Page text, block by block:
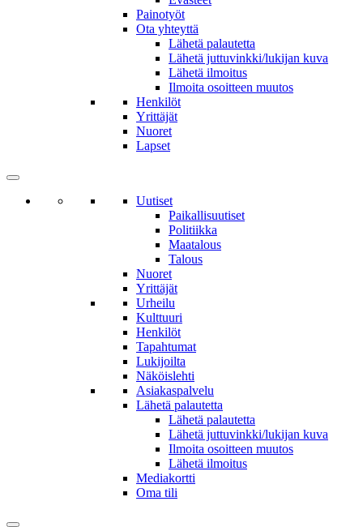
Painotyöt
Ota yhteyttä
Lähetä palautetta
Lähetä juttuvinkki/lukijan kuva
Lähetä ilmoitus
Ilmoita osoitteen muutos
Henkilöt
Yrittäjät
Nuoret
Lapset
Uutiset
Paikallisuutiset
Politiikka
Maatalous
Talous
Nuoret
Yrittäjät
Urheilu
Kulttuuri
Henkilöt
Tapahtumat
Lukijoilta
Näköislehti
Asiakaspalvelu
Lähetä palautetta
Lähetä palautetta
Lähetä juttuvinkki/lukijan kuva
Ilmoita osoitteen muutos
Lähetä ilmoitus
Mediakortti
Oma tili